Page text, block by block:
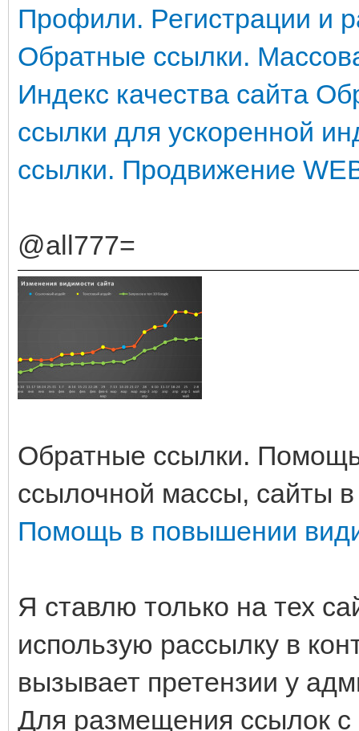
Профили. Регистрации и
Обратные ссылки.
Индекс качества сайта
ссылки для ускоренной
ссылки. Продвижение
@all777=
Обратные ссылки.
ссылочной массы, сайты
Помощь в повышении
Я ставлю только на тех
использую рассылку в
вызывает претензии у
Для размещения ссылок с